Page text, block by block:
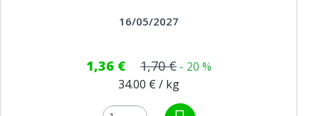
16/05/2027
1,36 € 1,70 € - 20 %
34.00 € / kg